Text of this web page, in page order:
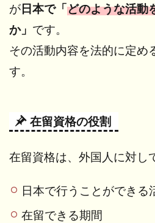
が 日本で「どのような活動
か」 です。
その活動内容を法的に定め
す。
在留資格の役割
在留資格は、外国人に対し
日本で行うことができる
在留できる期間